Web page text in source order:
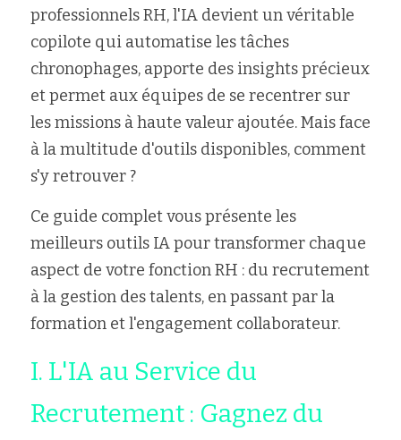
professionnels RH, l'IA devient un véritable
copilote qui automatise les tâches
chronophages, apporte des insights précieux
et permet aux équipes de se recentrer sur
les missions à haute valeur ajoutée. Mais face
à la multitude d'outils disponibles, comment
s'y retrouver ?
Ce guide complet vous présente les
meilleurs outils IA pour transformer chaque
aspect de votre fonction RH : du recrutement
à la gestion des talents, en passant par la
formation et l'engagement collaborateur.
I. L'IA au Service du
Recrutement : Gagnez du